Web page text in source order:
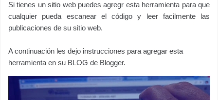
Si tienes un sitio web puedes agregr esta herramienta para que
cualquier pueda escanear el código y leer facilmente las
publicaciones de su sitio web.
A continuación les dejo instrucciones para agregar esta
herramienta en su BLOG de Blogger.